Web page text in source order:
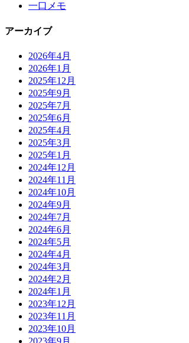
一口メモ
アーカイブ
2026年4月
2026年1月
2025年12月
2025年9月
2025年7月
2025年6月
2025年4月
2025年3月
2025年1月
2024年12月
2024年11月
2024年10月
2024年9月
2024年7月
2024年6月
2024年5月
2024年4月
2024年3月
2024年2月
2024年1月
2023年12月
2023年11月
2023年10月
2023年9月